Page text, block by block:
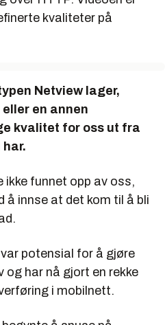
kvaliteter på
Netview lager,
en annen
kvalitet for oss ut fra
ikke funnet opp av oss,
å innse at det kom til å bli
potensial for å gjøre
og har nå gjort en rekke
i mobilnett.